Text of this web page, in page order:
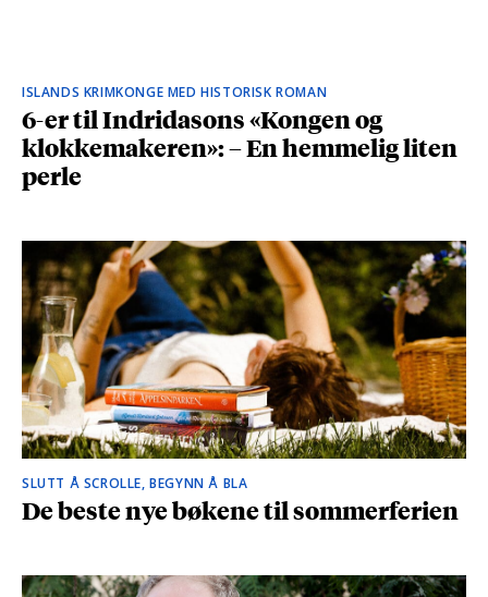
ISLANDS KRIMKONGE MED HISTORISK ROMAN
6-er til Indridasons «Kongen og
klokkemakeren»: – En hemmelig liten
perle
SLUTT Å SCROLLE, BEGYNN Å BLA
De beste nye bøkene til sommerferien